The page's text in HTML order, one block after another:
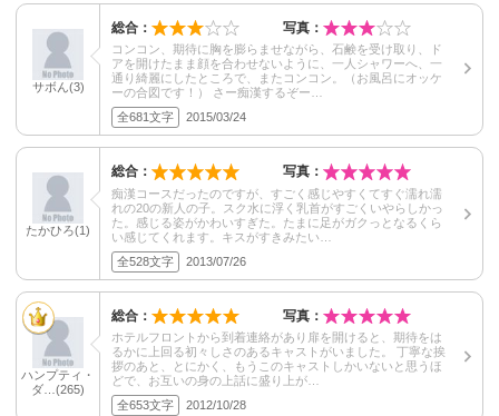
サボん(3)
総合： 写真：
コンコン、期待に胸を膨らませながら、石鹸を受け取り、ド
アを開けたまま顔を合わせないように、一人シャワーへ、一
通り綺麗にしたところで、またコンコン。（お風呂にオッケ
ーの合図です！） さー痴漢するぞー…
全681文字
2015/03/24
たかひろ(1)
総合： 写真：
痴漢コースだったのですが、すごく感じやすくてすぐ濡れ濡
れの20の新人の子。スク水に浮く乳首がすごくいやらしかっ
た。感じる姿がかわいすぎた。たまに足がガクっとなるくら
い感じてくれます。キスがすきみたい…
全528文字
2013/07/26
ハンプティ・
ダ…(265)
総合： 写真：
ホテルフロントから到着連絡があり扉を開けると、期待をは
るかに上回る初々しさのあるキャストがいました。 丁寧な挨
拶のあと、とにかく、もうこのキャストしかいないと思うほ
どで、お互いの身の上話に盛り上が…
全653文字
2012/10/28